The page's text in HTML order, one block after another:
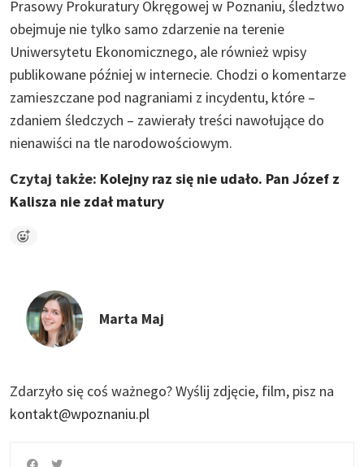
Prasowy Prokuratury Okręgowej w Poznaniu, śledztwo
obejmuje nie tylko samo zdarzenie na terenie
Uniwersytetu Ekonomicznego, ale również wpisy
publikowane później w internecie. Chodzi o komentarze
zamieszczane pod nagraniami z incydentu, które –
zdaniem śledczych – zawierały treści nawołujące do
nienawiści na tle narodowościowym.
Czytaj także: Kolejny raz się nie udało. Pan Józef z
Kalisza nie zdał matury
Marta Maj
Zdarzyło się coś ważnego?Wyślij zdjęcie, film, pisz na
kontakt@wpoznaniu.pl